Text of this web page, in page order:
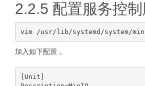
2.2.5 配置服务控
加入如下配置，
[Unit]